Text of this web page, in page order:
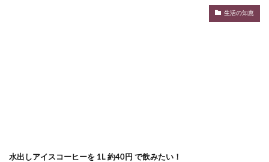
生活の知恵
水出しアイスコーヒーを 1L 約40円 で飲みたい！